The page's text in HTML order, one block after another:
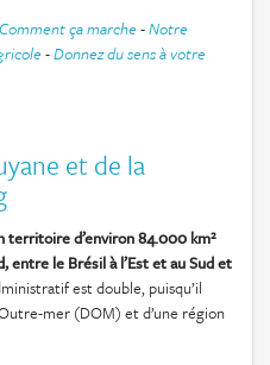
Comment ça marche -Notre
-Donnez du sens à votre
et de la
territoire d’environ 84.000 km²
entre le Brésil à l’Est et au Sud et
est double, puisqu’il
mer (DOM) et d’une région